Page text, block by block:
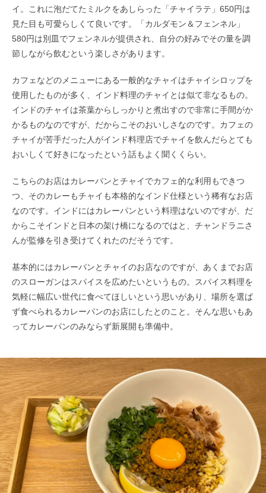
イ。これに泡だてたミルクをあしらった「チャイラテ」650円は
見た目も可愛らしくて良いです。「カルダモン＆フェンネル」
580円は別皿でフェンネルが提供され、自分の好みでその量を調
節しながら飲むという楽しさがあります。
カフェなどのメニューにある一般的なチャイはチャイシロップを
使用したものが多く、インド料理のチャイとは似て非なるもの。
インドのチャイは茶葉からしっかりと煮出すので非常に手間がか
かるものなのですが、だからこそのおいしさなのです。カフェの
チャイが苦手だった人がインド料理店でチャイを飲んだらとても
おいしくて好きになったという話もよく聞くくらい。
こちらのお店はカレーパンとチャイでカフェ的な利用もできつ
つ、そのカレーもチャイも本格的なインド仕様という稀有なお店
なのです。インドにはカレーパンという料理はないのですが、だ
からこそインドと日本の架け橋になるのではと、チャンドラニさ
んが監修を引き受けてくれたのだそうです。
基本的にはカレーパンとチャイのお店なのですが、あくまでお店
のスローガンはスパイスを広めたいというもの。スパイス料理を
気軽に幅広い世代に食べてほしいという思いがあり、場所を選ば
ず食べられるカレーパンのお店にしたとのこと。そんな思いもあ
ってカレーパンのみならず新展開も準備中。